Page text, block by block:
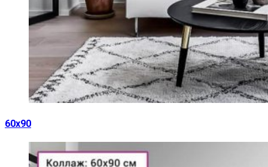
60х90